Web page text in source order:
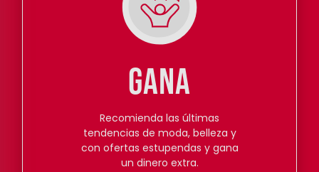
GANA
Recomienda las últimas
tendencias de moda, belleza y
con ofertas estupendas y gana
un dinero extra.